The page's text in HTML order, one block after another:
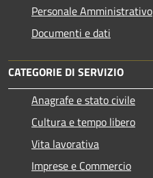
Personale Amministrativo
Documenti e dati
CATEGORIE DI SERVIZIO
Anagrafe e stato civile
Cultura e tempo libero
Vita lavorativa
Imprese e Commercio